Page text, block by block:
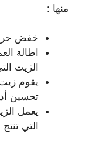
منها :
خفض
اطالة
الزيت
يقوم
تحسين
يعمل
التي